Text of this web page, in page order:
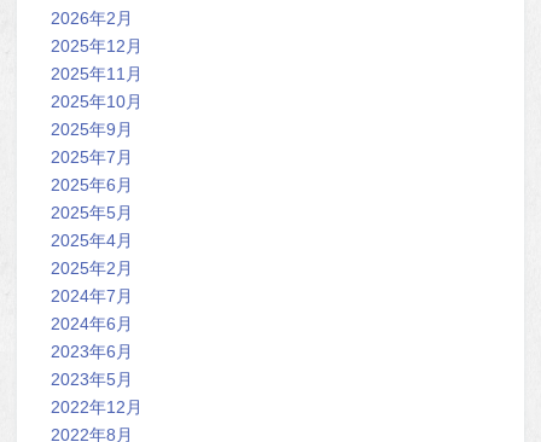
2026年2月
2025年12月
2025年11月
2025年10月
2025年9月
2025年7月
2025年6月
2025年5月
2025年4月
2025年2月
2024年7月
2024年6月
2023年6月
2023年5月
2022年12月
2022年8月